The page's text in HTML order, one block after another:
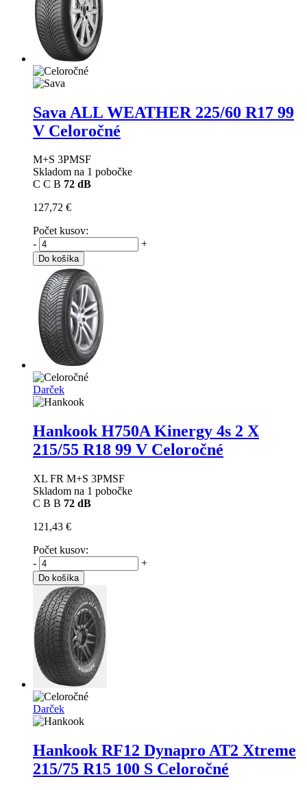
Sava ALL WEATHER 225/60 R17 99
V Celoročné
M+S 3PMSF
Skladom na 1 pobočke
C C B 72 dB
127,72 €
Počet kusov:
-
+
Do košíka
Darček
Hankook H750A Kinergy 4s 2 X
215/55 R18 99 V Celoročné
XL FR M+S 3PMSF
Skladom na 1 pobočke
C B B 72 dB
121,43 €
Počet kusov:
-
+
Do košíka
Darček
Hankook RF12 Dynapro AT2 Xtreme
215/75 R15 100 S Celoročné